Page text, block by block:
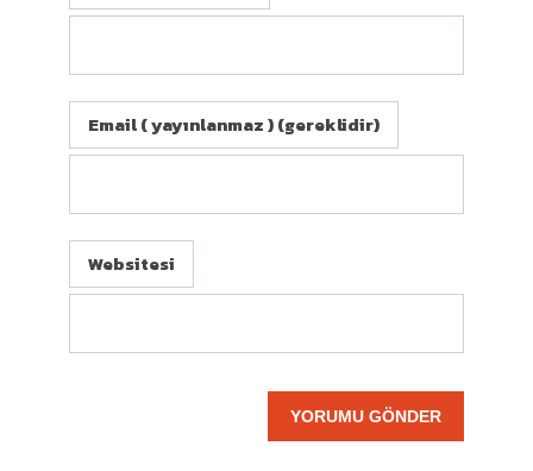
Email ( yayınlanmaz ) (gereklidir)
Websitesi